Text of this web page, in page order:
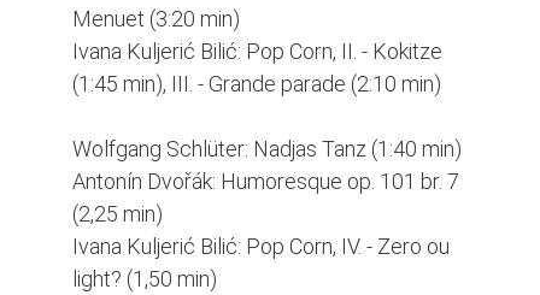
Menuet (3:20 min)
Ivana Kuljerić Bilić: Pop Corn, II. - Kokitze
(1:45 min), III. - Grande parade (2:10 min)
Wolfgang Schlüter: Nadjas Tanz (1:40 min)
Antonín Dvořák: Humoresque op. 101 br. 7
(2,25 min)
Ivana Kuljerić Bilić: Pop Corn, IV. - Zero ou
light? (1,50 min)